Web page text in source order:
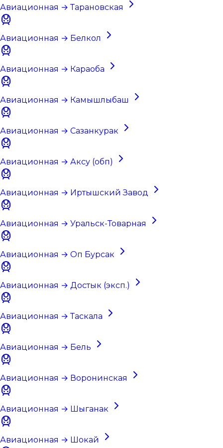
Авиационная → Тарановская
Авиационная → Белкол
Авиационная → Караоба
Авиационная → Камышлыбаш
Авиационная → Сазанкурак
Авиационная → Аксу (обп)
Авиационная → Иртышский Завод
Авиационная → Уральск-Товарная
Авиационная → Оп Бурсак
Авиационная → Достык (эксп.)
Авиационная → Таскала
Авиационная → Бель
Авиационная → Воронинская
Авиационная → Шыганак
Авиационная → Шокай